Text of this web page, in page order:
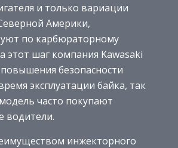
и только вариации
Америки,
по карбюраторному
этот шаг компания Kawasaki
безопасности
эксплуатации байка, так
часто покупают
водители.
инжекторного